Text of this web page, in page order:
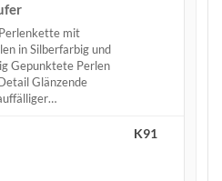
mit
in Silberfarbig und
Gepunktete Perlen
Glänzende
K91